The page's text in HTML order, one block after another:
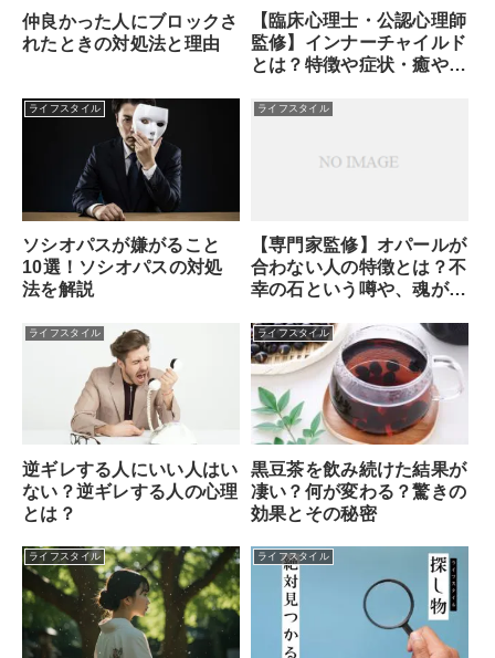
仲良かった人にブロックさ
れたときの対処法と理由
【臨床心理士・公認心理師
監修】インナーチャイルド
とは？特徴や症状・癒やし
方
ライフスタイル
ソシオパスが嫌がること
10選！ソシオパスの対処
法を解説
ライフスタイル
【専門家監修】オパールが
合わない人の特徴とは？不
幸の石という噂や、魂が求
ライフスタイル
逆ギレする人にいい人はい
ない？逆ギレする人の心理
とは？
ライフスタイル
黒豆茶を飲み続けた結果が
凄い？何が変わる？驚きの
効果とその秘密
ライフスタイル ライフスタイル